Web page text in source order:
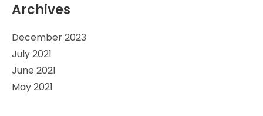
Archives
December 2023
July 2021
June 2021
May 2021